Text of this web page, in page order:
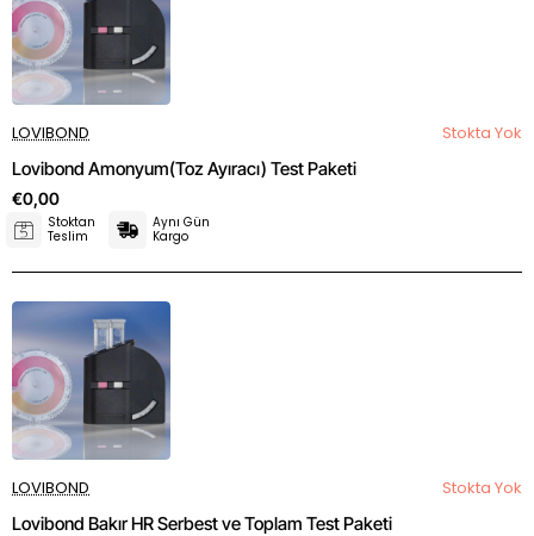
LOVIBOND
Stokta Yok
Lovibond Amonyum(Toz Ayıracı) Test Paketi
€0,00
Stoktan
Teslim
Aynı Gün
Kargo
LOVIBOND
Stokta Yok
Lovibond Bakır HR Serbest ve Toplam Test Paketi